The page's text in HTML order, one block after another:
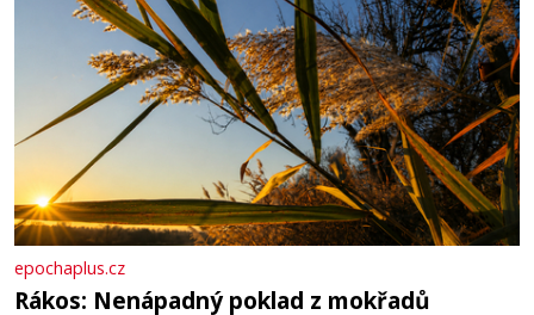
epochaplus.cz
Rákos: Nenápadný poklad z mokřadů